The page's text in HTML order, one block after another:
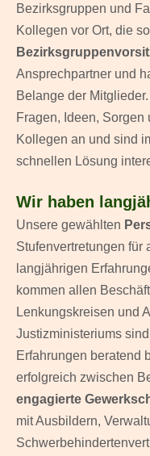
Bezirksgruppen und
Kollegen vor Ort, die
Ansprechpartner und
Belange der
Fragen, Ideen,
Kollegen an und sind
schnellen Lösung
Wir haben
Unsere gewählten
Stufenvertretungen für
langjährigen
kommen allen
Lenkungskreisen und
Justizministeriums
Erfahrungen beratend
erfolgreich zwischen
engagierte
mit Ausbildern,